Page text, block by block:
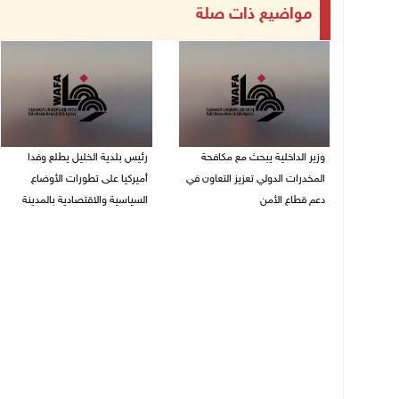
مواضيع ذات صلة
وزير الداخلية يبحث مع مكافحة
المخدرات الدولي تعزيز التعاون في
دعم قطاع الأمن
رئيس بلدية الخليل يطلع وفدا
أميركيا على تطورات الأوضاع
السياسية والاقتصادية بالمدينة